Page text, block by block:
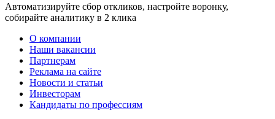
Автоматизируйте сбор откликов, настройте воронку,
собирайте аналитику в 2 клика
О компании
Наши вакансии
Партнерам
Реклама на сайте
Новости и статьи
Инвесторам
Кандидаты по профессиям